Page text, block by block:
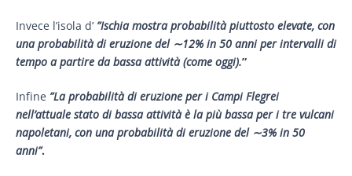
Invece l’isola d’ ”Ischiamostra probabilità piuttosto elevate, con
una probabilità di eruzione del ∼12% in 50 anni per intervalli di
tempo a partire da bassa attività (come oggi).”
Infine ”La probabilità di eruzione per i Campi Flegrei
nell’attuale stato di bassa attività è la più bassa per i tre vulcani
napoletani, con una probabilità di eruzione del ∼3% in 50
anni”.